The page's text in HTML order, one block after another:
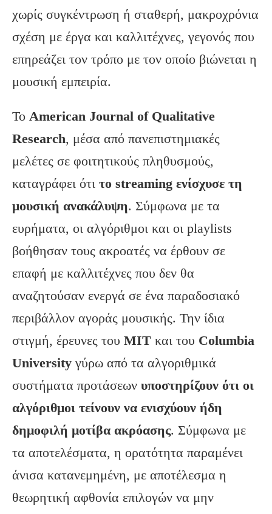
χωρίς συγκέντρωση ή σταθερή, μακροχρόνια
σχέση με έργα και καλλιτέχνες, γεγονός που
επηρεάζει τον τρόπο με τον οποίο βιώνεται η
μουσική εμπειρία.
Το American Journal of Qualitative
Research, μέσα από πανεπιστημιακές
μελέτες σε φοιτητικούς πληθυσμούς,
καταγράφει ότι το streaming ενίσχυσε τη
μουσική ανακάλυψη. Σύμφωνα με τα
ευρήματα, οι αλγόριθμοι και οι playlists
βοήθησαν τους ακροατές να έρθουν σε
επαφή με καλλιτέχνες που δεν θα
αναζητούσαν ενεργά σε ένα παραδοσιακό
περιβάλλον αγοράς μουσικής. Την ίδια
στιγμή, έρευνες του MIT και του Columbia
University γύρω από τα αλγοριθμικά
συστήματα προτάσεων υποστηρίζουν ότι οι
αλγόριθμοι τείνουν να ενισχύουν ήδη
δημοφιλή μοτίβα ακρόασης. Σύμφωνα με
τα αποτελέσματα, η ορατότητα παραμένει
άνισα κατανεμημένη, με αποτέλεσμα η
θεωρητική αφθονία επιλογών να μην